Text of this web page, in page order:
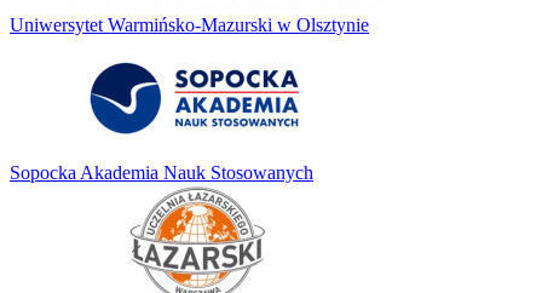
Uniwersytet Warmińsko-Mazurski w Olsztynie
Sopocka Akademia Nauk Stosowanych